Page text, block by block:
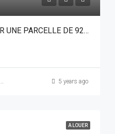
UN ENTREPÔT BÂTI SUR UNE PARCELLE DE 928 M² EN VENTE A TAMPOUY, EN BORDURE DE L’AVENUE YATENGA SUR PERFECTOR IMMOBILIER
5 years ago
A LOUER